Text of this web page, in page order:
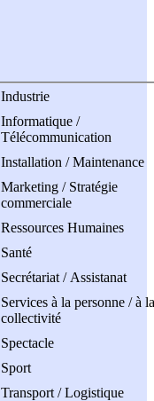
Industrie
Informatique /
Télécommunication
Installation / Maintenance
Marketing / Stratégie
commerciale
Ressources Humaines
Santé
Secrétariat / Assistanat
Services à la personne / à la
collectivité
Spectacle
Sport
Transport / Logistique